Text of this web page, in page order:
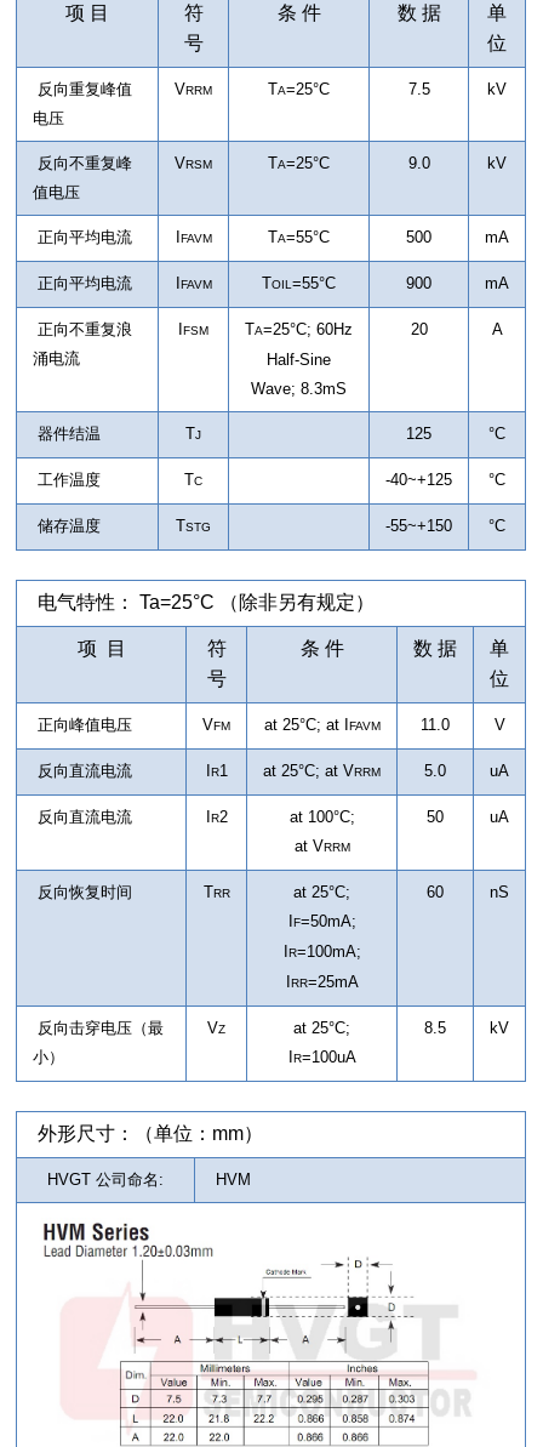
项 目
符
号
条 件 数 据
单
位
反向重复峰值
电压
VRRM TA=25°C 7.5 kV
反向不重复峰
值电压
VRSM TA=25°C 9.0 kV
正向平均电流 FAVM TA=55°C 500 mA
正向平均电流 FAVM TOIL=55°C 900 mA
正向不重复浪
涌电流
IFSM TA=25°C;60Hz
Half-Sine
Wave; 8.3mS
20 A
器件结温 TJ 125 °C
工作温度 TC -40~+125 °C
储存温度 TSTG -55~+150 °C
电气特性： Ta=25°C （除非另有规定）
项 目
符
号
条 件 数 据
单
位
正向峰值电压 VFM at 25°C; at I FAVM 11.0 V
反向直流电流 R1 at 25°C; atVRRM 5.0 uA
反向直流电流 R2
at 100°C;
at VRRM
50 uA
反向恢复时间 TRR
at 25°C;
F=50mA;
R=100mA;
RR=25mA
60 nS
反向击穿电压（最
小）
VZ
at 25°C;
R=100uA
8.5 kV
外形尺寸：（单位：mm）
HVGT 公司命名: HVM